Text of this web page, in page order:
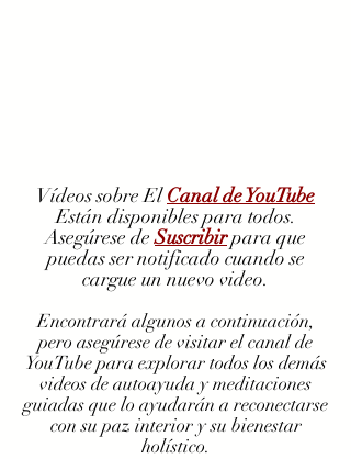
Vídeos sobre El Canal de YouTube
Están disponibles para todos.
Asegúrese de Suscribirpara que
puedas ser notificado cuando se
cargue un nuevo video.
Encontrará algunos a continuación,
pero asegúrese de visitar el canal de
YouTube para explorar todos los demás
videos de autoayuda y meditaciones
guiadas que lo ayudarán a reconectarse
con su paz interior y su bienestar
holístico.